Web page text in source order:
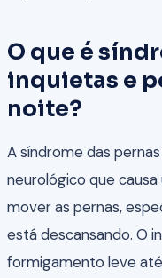
O que é
inquietas e
noite?
A síndrome das
neurológico que
mover as pernas,
está descansando. O
formigamento leve